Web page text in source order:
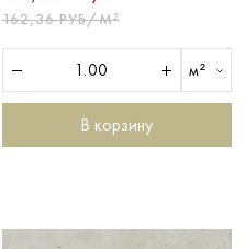
162,36 РУБ/М²
м²
В корзину